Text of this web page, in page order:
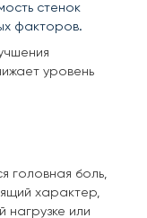
стенок
факторов.
уровень
головная боль,
характер,
нагрузке или